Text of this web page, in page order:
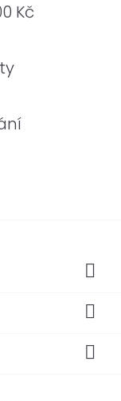
Kč


